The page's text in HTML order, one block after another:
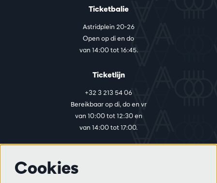
Ticketbalie
Astridplein 20-26
Open op di en do
van 14:00 tot 16:45.
Ticketlijn
+32 3 213 54 06
Bereikbaar op di, do en vr
van 10:00 tot 12:30 en
van 14:00 tot 17:00.
Cookies